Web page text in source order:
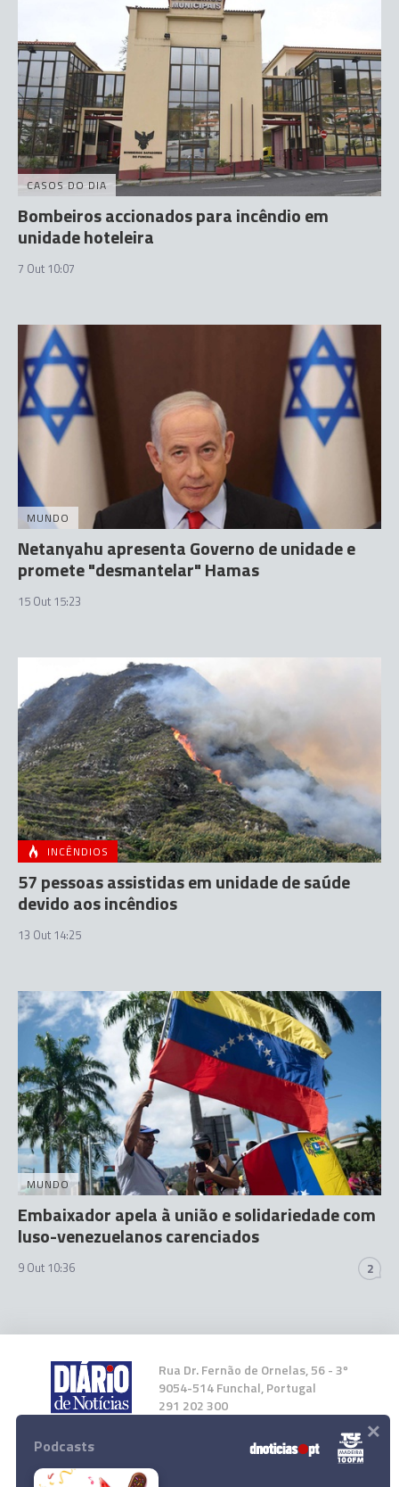
CASOS DO DIA
Bombeiros accionados para incêndio em
unidade hoteleira
7 Out 10:07
MUNDO
Netanyahu apresenta Governo de unidade e
promete "desmantelar" Hamas
15 Out 15:23
INCÊNDIOS
57 pessoas assistidas em unidade de saúde
devido aos incêndios
13 Out 14:25
MUNDO
Embaixador apela à união e solidariedade com
luso-venezuelanos carenciados
9 Out 10:36 2
Rua Dr. Fernão de Ornelas, 56 - 3º
9054-514 Funchal, Portugal
291 202 300
Instale a nossa App
Podcasts ×